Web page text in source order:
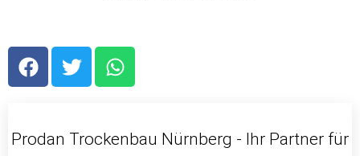
F
a
b
T
w
t
W
h
s
Prodan Trockenbau Nürnberg - Ihr Partner für